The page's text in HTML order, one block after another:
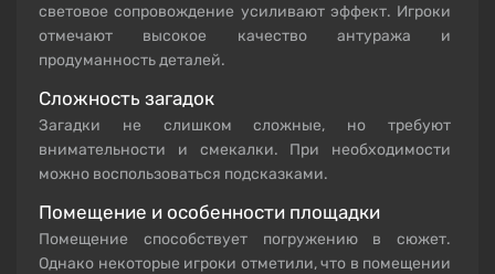
световое сопровождение усиливают эффект. Игроки
отмечают высокое качество антуража и
продуманность деталей.
Сложность загадок
Загадки не слишком сложные, но требуют
внимательности и смекалки. При необходимости
можно воспользоваться подсказками.
Помещение и особенности площадки
Помещение способствует погружению в сюжет.
Однако некоторые игроки отметили, что в помещении